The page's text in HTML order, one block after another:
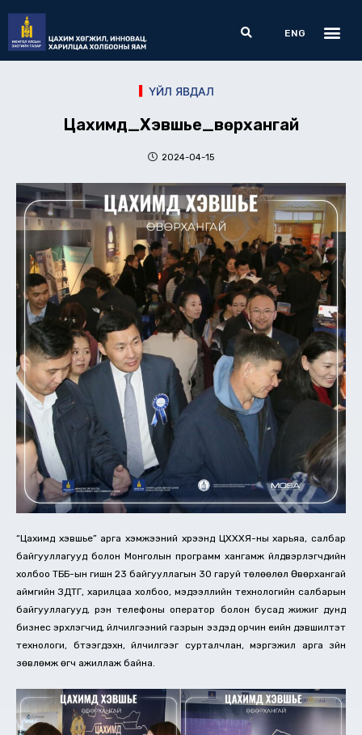
content
Search
ENG
ҮЙЛ ЯВДАЛ
Цахимд_Хэвшье_Өвөрхангай
2024-04-15
“Цахимд хэвшье” арга хэмжээний хүрээнд ЦХХХЯ-ны харьяа, салбар
байгууллагууд болон Монголын программ хангамж үйлдвэрлэгчдийн
холбоо ТББ-ын гишүүн 23 байгууллагын 30 гаруй төлөөлөл Өвөрхангай
аймгийн ЗДТГ, харилцаа холбоо, мэдээллийн технологийн салбарын
байгууллагууд, үүрэн телефоны оператор болон бусад жижиг дунд
бизнес эрхлэгчид, үйлчилгээний газрын эздэд орчин үеийн дэвшилтэт
технологи, бүтээгдэхүүн, үйлчилгээг сурталчлан, мэргэжил арга зүйн
зөвлөмж өгч ажиллаж байна.